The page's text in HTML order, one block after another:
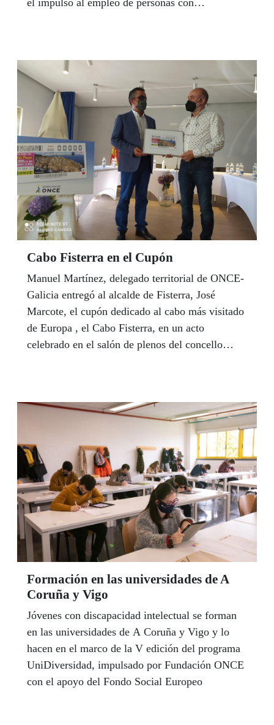
el impulso al empleo de personas con
Ilunion mermó un 16%.
Cabo Fisterra en el Cupón
Manuel Martínez, delegado territorial de ONCE-
Galicia entregó al alcalde de Fisterra, José
Marcote, el cupón dedicado al cabo más visitado
de Europa , el Cabo Fisterra, en un acto
celebrado en el salón de plenos del concello
Formación en las universidades de A
Coruña y Vigo
Jóvenes con discapacidad intelectual se forman
en las universidades de A Coruña y Vigo y lo
hacen en el marco de la V edición del programa
UniDiversidad, impulsado por Fundación ONCE
con el apoyo del Fondo Social Europeo